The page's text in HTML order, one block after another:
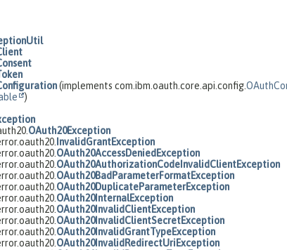
(implements com.ibm.oauth.core.api.config.
)
OAuth20Exception
InvalidGrantException
OAuth20AccessDeniedException
OAuth20AuthorizationCodeInvalidClientException
OAuth20BadParameterFormatException
OAuth20DuplicateParameterException
OAuth20InternalException
OAuth20InvalidClientException
OAuth20InvalidClientSecretException
OAuth20InvalidGrantTypeException
OAuth20InvalidRedirectUriException